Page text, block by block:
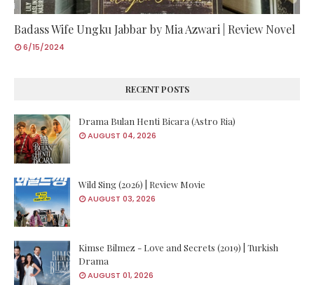
Badass Wife Ungku Jabbar by Mia Azwari | Review Novel
6/15/2024
RECENT POSTS
Drama Bulan Henti Bicara (Astro Ria)
AUGUST 04, 2026
Wild Sing (2026) | Review Movie
AUGUST 03, 2026
Kimse Bilmez - Love and Secrets (2019) | Turkish
Drama
AUGUST 01, 2026